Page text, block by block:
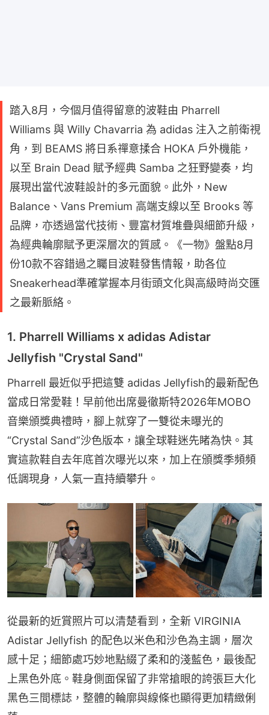
踏入8月，今個月值得留意的波鞋由 Pharrell
Williams 與 Willy Chavarria 為 adidas 注入之前衛視
角，到 BEAMS 將日系禪意揉合 HOKA 戶外機能，
以至 Brain Dead 賦予經典 Samba 之狂野變奏，均
展現出當代波鞋設計的多元面貌。此外，New
Balance、Vans Premium 高端支線以至 Brooks 等
品牌，亦透過當代技術、豐富材質堆疊與細節升級，
為經典輪廓賦予更深層次的質感。《一物》盤點8月
份10款不容錯過之矚目波鞋發售情報，助各位
Sneakerhead準確掌握本月街頭文化與高級時尚交匯
之最新脈絡。
1. Pharrell Williams x adidas Adistar
Jellyfish "Crystal Sand"
Pharrell 最近似乎把這雙 adidas Jellyfish的最新配色
當成日常愛鞋！早前他出席曼徹斯特2026年MOBO
音樂頒獎典禮時，腳上就穿了一雙從未曝光的
“Crystal Sand”沙色版本，讓全球鞋迷先睹為快。其
實這款鞋自去年底首次曝光以來，加上在頒獎季頻頻
低調現身，人氣一直持續攀升。
從最新的近賞照片可以清楚看到，全新 VIRGINIA
Adistar Jellyfish 的配色以米色和沙色為主調，層次
感十足；細節處巧妙地點綴了柔和的淺藍色，最後配
上黑色外底。鞋身側面保留了非常搶眼的誇張巨大化
黑色三間標誌，整體的輪廓與線條也顯得更加精緻俐